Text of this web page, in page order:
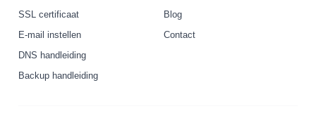
SSL certificaat
E-mail instellen
DNS handleiding
Backup handleiding
Blog
Contact